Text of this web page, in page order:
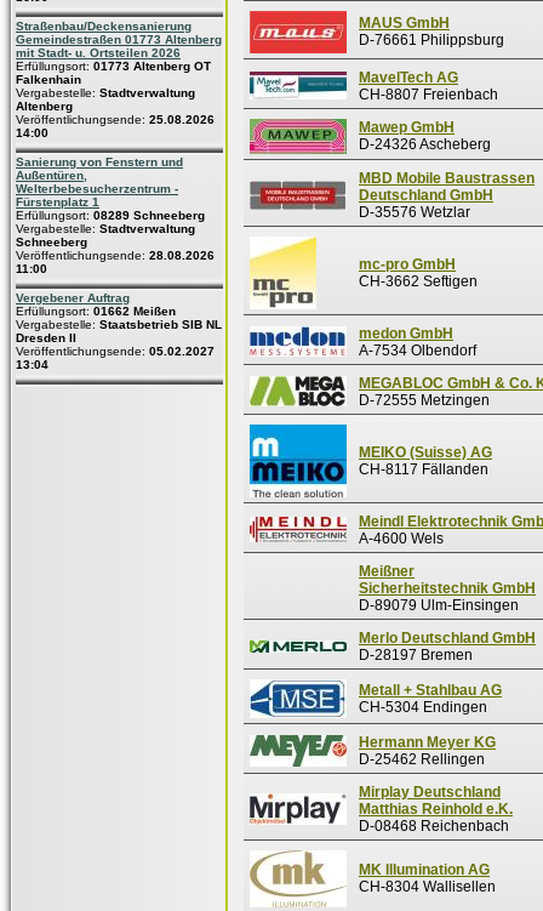
Straßenbau/Deckensanierung
Gemeindestraßen 01773 Altenberg
mit Stadt- u. Ortsteilen 2026
Erfüllungsort: 01773 Altenberg OT
Falkenhain
Vergabestelle: Stadtverwaltung
Altenberg
Veröffentlichungsende: 25.08.2026
14:00
Sanierung von Fenstern und
Außentüren,
Welterbebesucherzentrum -
Fürstenplatz 1
Erfüllungsort: 08289 Schneeberg
Vergabestelle: Stadtverwaltung
Schneeberg
Veröffentlichungsende: 28.08.2026
11:00
Vergebener Auftrag
Erfüllungsort: 01662 Meißen
Vergabestelle: Staatsbetrieb SIB NL
Dresden II
Veröffentlichungsende: 05.02.2027
13:04
MAUS GmbH
D-76661 Philippsburg
MavelTech AG
CH-8807 Freienbach
Mawep GmbH
D-24326 Ascheberg
MBD Mobile Baustrassen
Deutschland GmbH
D-35576 Wetzlar
mc-pro GmbH
CH-3662 Seftigen
medon GmbH
A-7534 Olbendorf
MEGABLOC GmbH & Co.
D-72555 Metzingen
MEIKO (Suisse) AG
CH-8117 Fällanden
Meindl Elektrotechnik
A-4600 Wels
Meißner
Sicherheitstechnik GmbH
D-89079 Ulm-Einsingen
Merlo Deutschland GmbH
D-28197 Bremen
Metall + Stahlbau AG
CH-5304 Endingen
Hermann Meyer KG
D-25462 Rellingen
Mirplay Deutschland
Matthias Reinhold e.K.
D-08468 Reichenbach
MK Illumination AG
CH-8304 Wallisellen